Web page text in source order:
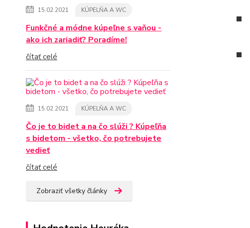
15.02.2021 KÚPELŇA A WC
Funkčné a módne kúpeľne s vaňou -
ako ich zariadiť? Poradíme!
čítať celé
15.02.2021 KÚPELŇA A WC
Čo je to bidet a na čo slúži ? Kúpeľňa
s bidetom - všetko, čo potrebujete
vedieť
čítať celé
Zobraziť všetky články